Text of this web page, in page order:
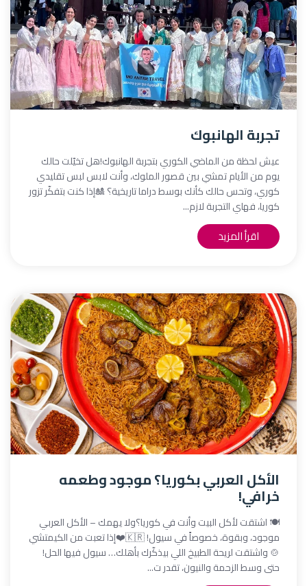
تجربة الهانبوك
عيش لحظة من الماضي الكوري بتجربة الهانبوك!هل تخيّلت حالك
يوم من الأيام تمشي بين قصور الملوك، وأنت لابس لبس تقليدي
كوري، وتحس حالك كأنك بوسط دراما تاريخية؟ 🎎إذا كنت بتفكّر تزور
كوريا، فهاي التجربة لازم...
اقرأ المزيد
الأكل العربي بكوريا؟ موجود وطعمه
خرافي!
🍽️ اشتقت لأكل البيت وأنت في كوريا؟ولا يهمك – الأكل العربي
موجود، وبقوة، خصوصاً في سيول! 🇰🇷❤️إذا تعبت من الكيمتشي
🍲 واشتقت لريحة الطبيخ اللي بيذكّرك بأهلك… سيول فيها الحل!
حتى وسط الزحمة والنيون، تقدر ت...